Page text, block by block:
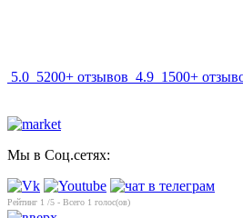
5.0 5200+ отзывов 4.9 1500+
Мы в Соц.сетях:
Рейтинг 1 /5 - Всего 1 голос(ов)